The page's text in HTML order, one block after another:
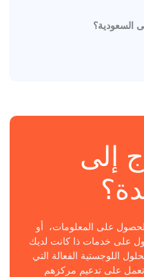
السعودية؟
إلى
على المعلومات، أو
على خدمات ذا كانت لديك
اللوجستية الفعالة التي
على تدعيم مركزهم